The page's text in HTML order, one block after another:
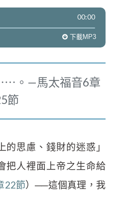
00:00
下載MP3
。—馬太福音6章
節
思慮、錢財的迷惑」
把人裡面上帝之生命給
22節）──這個真理，我